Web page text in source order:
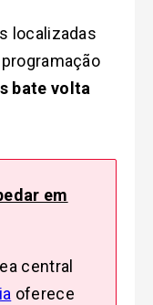
localizadas
bate volta
em
central
oferece